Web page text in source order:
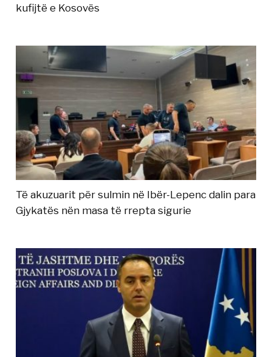
kufijtë e Kosovës
Të akuzuarit për sulmin në Ibër-Lepenc dalin para
Gjykatës nën masa të rrepta sigurie